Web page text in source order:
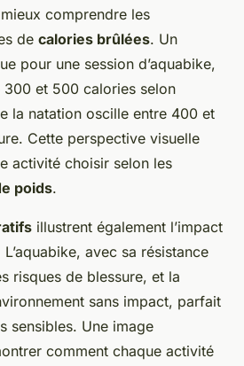
comprendre les
de calories brûlées. Un
pour une session d’aquabike,
et 500 calories selon
la natation oscille entre 400 et
Cette perspective visuelle
activité choisir selon les
poids.
illustrent également l’impact
avec sa résistance
risques de blessure, et la
sans impact, parfait
sensibles. Une image
comment chaque activité